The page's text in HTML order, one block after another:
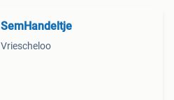
SemHandeltje
Vriescheloo